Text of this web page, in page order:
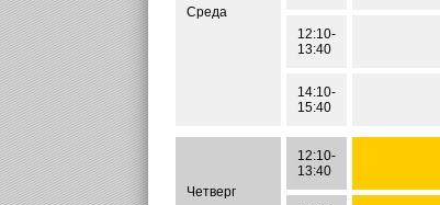
Среда
12:10-
13:40
14:10-
15:40
Четверг
12:10-
13:40